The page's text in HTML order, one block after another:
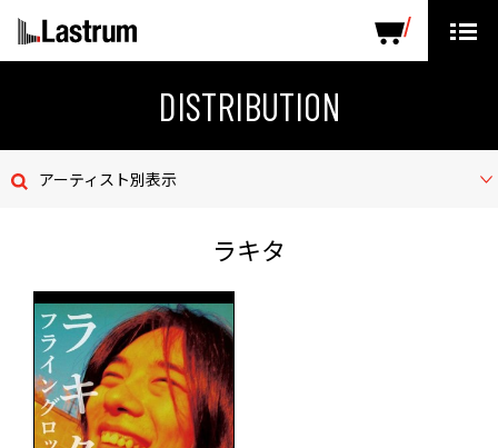
LABEL PRODUCTS
デモテープ
プライバシーポリシー
ENGLISH PAGE
DISTRIBUTION
アーティスト別表示
ラキタ